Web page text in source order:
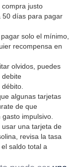
compra justo
50 días para pagar
solo el mínimo,
recompensa en
olvidos, puedes
debite
algunas tarjetas
de que
impulsivo.
usar una tarjeta de
revisa la tasa
saldo total a